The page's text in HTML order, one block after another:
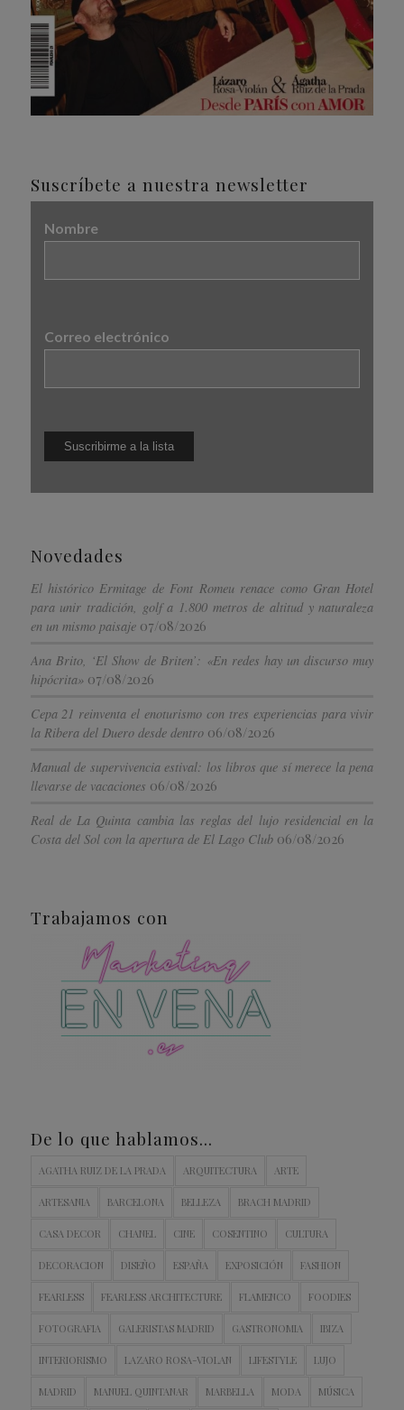
Suscríbete a nuestra newsletter
Nombre
Correo electrónico
Novedades
El histórico Ermitage de Font Romeu renace como Gran Hotel
para unir tradición, golf a 1.800 metros de altitud y naturaleza
en un mismo paisaje 07/08/2026
Ana Brito, ‘El Show de Briten’: «En redes hay un discurso muy
hipócrita» 07/08/2026
Cepa 21 reinventa el enoturismo con tres experiencias para vivir
la Ribera del Duero desde dentro 06/08/2026
Manual de supervivencia estival: los libros que sí merece la pena
llevarse de vacaciones 06/08/2026
Real de La Quinta cambia las reglas del lujo residencial en la
Costa del Sol con la apertura de El Lago Club 06/08/2026
Trabajamos con
De lo que hablamos…
AGATHA RUIZ DE LA PRADA ARQUITECTURA ARTE
ARTESANIA BARCELONA BELLEZA BRACH MADRID
CASA DECOR CHANEL CINE COSENTINO CULTURA
DECORACION DISEÑO ESPAÑA EXPOSICIÓN FASHION
FEARLESS FEARLESS ARCHITECTURE FLAMENCO FOODIES
FOTOGRAFIA GALERISTAS MADRID GASTRONOMIA IBIZA
INTERIORISMO LAZARO ROSA-VIOLAN LIFESTYLE LUJO
MADRID MANUEL QUINTANAR MARBELLA MODA MÚSICA